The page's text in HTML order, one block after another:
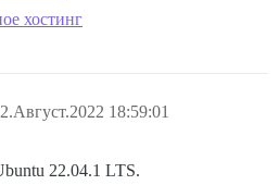
хостинг
18:59:01
22.04.1 LTS.